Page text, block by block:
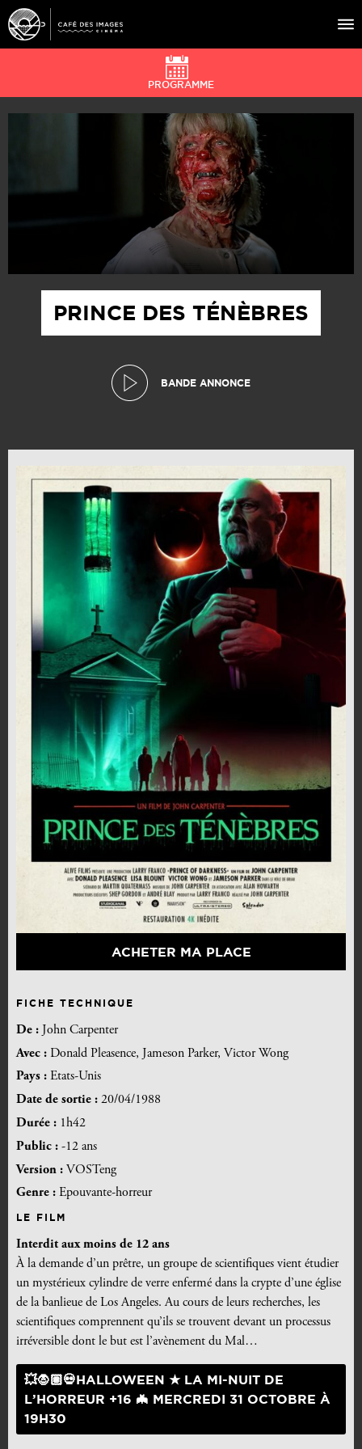
À L’AFFICHE
ÉVÉNEMENTS
CAFÉ DU CINÉ
PRATIQUE
ÉDUCATION AUX IMAGES
PRINCE DES TÉNÈBRES
BANDE ANNONCE
ACHETER MA PLACE
FICHE TECHNIQUE
De : John Carpenter
Avec : Donald Pleasence, Jameson Parker, Victor Wong
Pays : Etats-Unis
Date de sortie : 20/04/1988
Durée : 1h42
Public : -12 ans
Version : VOSTeng
Genre : Epouvante-horreur
LE FILM
Interdit aux moins de 12 ans
À la demande d’un prêtre, un groupe de scientifiques vient étudier
un mystérieux cylindre de verre enfermé dans la crypte d’une église
de la banlieue de Los Angeles. Au cours de leurs recherches, les
scientifiques comprennent qu’ils se trouvent devant un processus
irréversible dont le but est l’avènement du Mal…
💥🧛🏽💀HALLOWEEN ★ LA MI-NUIT DE
L’HORREUR +16 🦇 MERCREDI 31 OCTOBRE À
19H30
PROGRAMME